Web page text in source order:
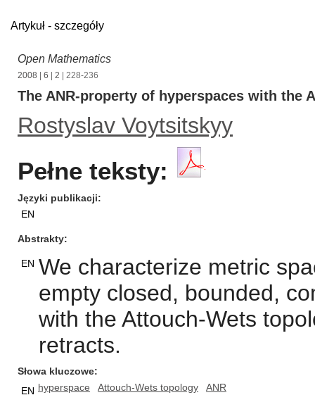
Artykuł - szczegóły
Open Mathematics
2008 6 2 | 228-236
The ANR-property of hyperspaces with the
Rostyslav Voytsitskyy
Pełne teksty:
Języki publikacji
EN
Abstrakty
EN We characterize metric
empty closed, bounded,
with the Attouch-Wets
retracts.
Słowa kluczowe
EN hyperspace Attouch-Wets topology ANR